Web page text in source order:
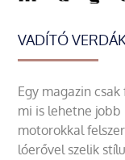
VADÍTÓ
Egy magazin
mi is lehetne
motorokkal
lóerővel szelik